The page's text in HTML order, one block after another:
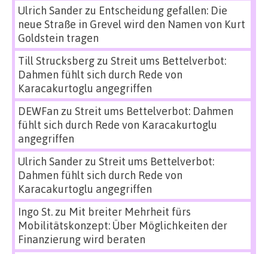
Ulrich Sanderzu Entscheidung gefallen: Die
neue Straße in Grevel wird den Namen von Kurt
Goldstein tragen
Till Strucksbergzu Streit ums Bettelverbot:
Dahmen fühlt sich durch Rede von
Karacakurtoglu angegriffen
DEWFan zu Streit ums Bettelverbot: Dahmen
fühlt sich durch Rede von Karacakurtoglu
angegriffen
Ulrich Sanderzu Streit ums Bettelverbot:
Dahmen fühlt sich durch Rede von
Karacakurtoglu angegriffen
Ingo St.zu Mit breiter Mehrheit fürs
Mobilitätskonzept: Über Möglichkeiten der
Finanzierung wird beraten